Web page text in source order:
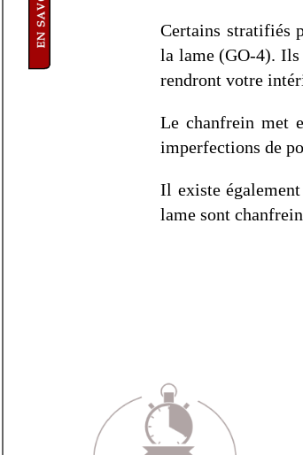
Certains stratifiés
la lame (GO-4).
rendront votre
Le chanfrein met
imperfections de
Il existe
lame sont